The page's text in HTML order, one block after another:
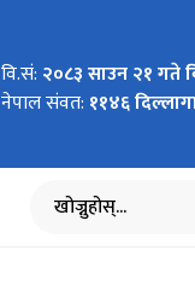
वि.सं: २०८३ साउन २१ गते
नेपाल संवत: ११४६
खोज्नुहोस्